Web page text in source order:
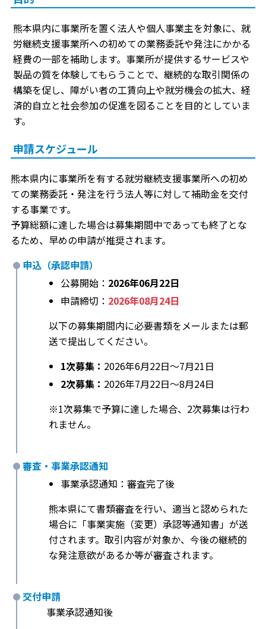
熊本県内に事業所を置く法人や個人事業主を対象に、就
労継続支援事業所への初めての業務委託や発注にかかる
経費の一部を補助します。事業所が提供するサービスや
製品の質を体験してもらうことで、継続的な取引関係の
構築を促し、障がい者の工賃向上や就労機会の拡大、経
済的自立と社会参加の促進を図ることを目的としていま
す。
申請スケジュール
熊本県内に事業所を有する就労継続支援事業所への初め
ての業務委託・発注を行う法人等に対して補助金を交付
する事業です。
予算総額に達した場合は募集期間中であっても終了とな
るため、早めの申請が推奨されます。
申込（承認申請）
公募開始： 2026年06月22日
申請締切： 2026年08月24日
以下の募集期間内に必要書類をメールまたは郵
送で提出してください。
1次募集： 2026年6月22日〜7月21日
2次募集： 2026年7月22日〜8月24日
※1次募集で予算に達した場合、2次募集は行わ
れません。
審査・事業承認通知
事業承認通知：審査完了後
熊本県にて書類審査を行い、適当と認められた
場合に「事業実施（変更）承認等通知書」が送
付されます。取引内容が対象か、今後の継続的
な発注意欲があるか等が審査されます。
交付申請
事業承認通知後